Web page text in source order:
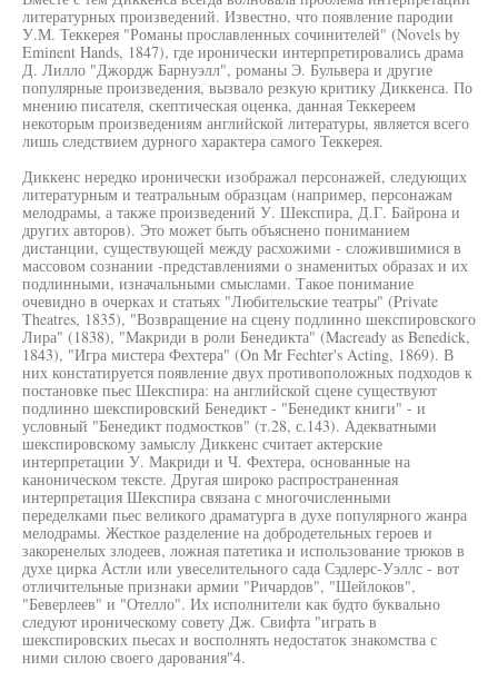
литературных произведений. Известно, что появление пародии
У.М. Теккерея "Романы прославленных сочинителей" (Novels by
Eminent Hands, 1847), где иронически интерпретировались драма
Д. Лилло "Джордж Барнуэлл", романы Э. Бульвера и другие
популярные произведения, вызвало резкую критику Диккенса. По
мнению писателя, скептическая оценка, данная Теккереем
некоторым произведениям английской литературы, является всего
лишь следствием дурного характера самого Теккерея.
Диккенс нередко иронически изображал персонажей, следующих
литературным и театральным образцам (например, персонажам
мелодрамы, а также произведений У. Шекспира, Д.Г. Байрона и
других авторов). Это может быть объяснено пониманием
дистанции, существующей между расхожими - сложившимися в
массовом сознании -представлениями о знаменитых образах и их
подлинными, изначальными смыслами. Такое понимание
очевидно в очерках и статьях "Любительские театры" (Private
Theatres, 1835), "Возвращение на сцену подлинно шекспировского
Лира" (1838), "Макриди в роли Бенедикта" (Macready as Benedick,
1843), "Игра мистера Фехтера" (On Mr Fechter's Acting, 1869). В
них констатируется появление двух противоположных подходов к
постановке пьес Шекспира: на английской сцене существуют
подлинно шекспировский Бенедикт - "Бенедикт книги" - и
условный "Бенедикт подмостков" (т.28, с.143). Адекватными
шекспировскому замыслу Диккенс считает актерские
интерпретации У. Макриди и Ч. Фехтера, основанные на
каноническом тексте. Другая широко распространенная
интерпретация Шекспира связана с многочисленными
переделками пьес великого драматурга в духе популярного жанра
мелодрамы. Жесткое разделение на добродетельных героев и
закоренелых злодеев, ложная патетика и использование трюков в
духе цирка Астли или увеселительного сада Сэдлерс-Уэллс - вот
отличительные признаки армии "Ричардов", "Шейлоков",
"Беверлеев" и "Отелло". Их исполнители как будто буквально
следуют ироническому совету Дж. Свифта "играть в
шекспировских пьесах и восполнять недостаток знакомства с
ними силою своего дарования"4.